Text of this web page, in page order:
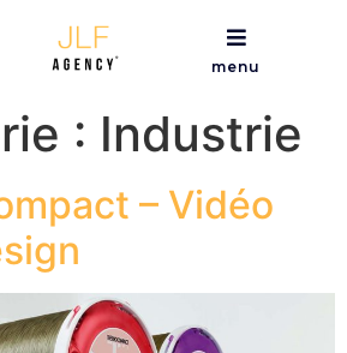
menu
: Industrie
– Vidéo